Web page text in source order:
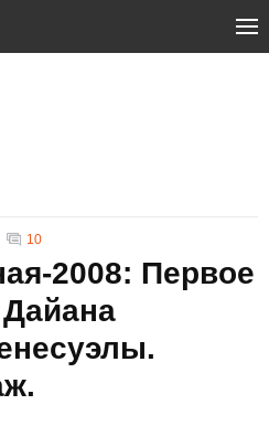
10
2008: Первое